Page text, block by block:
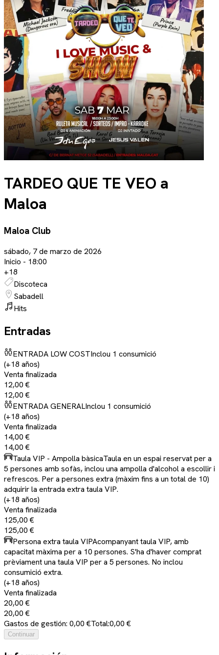
TARDEO QUE TE VEO a
Maloa
Maloa Club
sábado, 7 de marzo de 2026
Inicio - 18:00
+18
Discoteca
Sabadell
Hits
Entradas
ENTRADA LOW COSTInclou 1 consumició
(+18 años)
Venta finalizada
12,00 €
12,00 €
ENTRADA GENERALInclou 1 consumició
(+18 años)
Venta finalizada
14,00 €
14,00 €
Taula VIP - Ampolla bàsicaTaula en un espai reservat per a
5 persones amb sofàs, inclou una ampolla d'alcohol a escollir i
refrescos. Per a persones extra (màxim fins a un total de 10)
adquirir la entrada extra taula VIP.
(+18 años)
Venta finalizada
125,00 €
125,00 €
Persona extra taula VIPAcompanyant taula VIP, amb
capacitat màxima per a 10 persones. S'ha d'haver comprat
prèviament una taula VIP per a 5 persones. No inclou
consumició extra.
(+18 años)
Venta finalizada
20,00 €
20,00 €
Gastos de gestión: 0,00 €Total:0,00 €
Continuar